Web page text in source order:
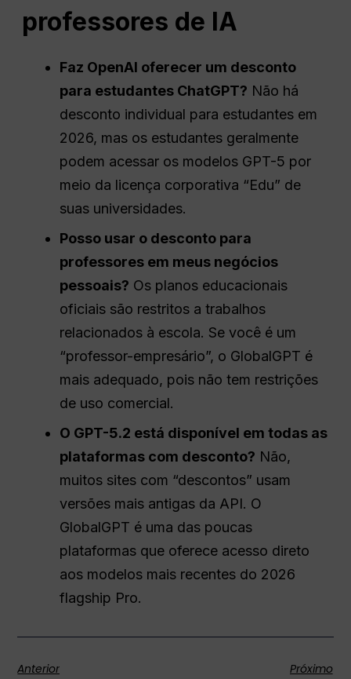
professores de IA
Faz OpenAI oferecer um desconto
para estudantes ChatGPT? Não há
desconto individual para estudantes em
2026, mas os estudantes geralmente
podem acessar os modelos GPT-5 por
meio da licença corporativa “Edu” de
suas universidades.
Posso usar o desconto para
professores em meus negócios
pessoais? Os planos educacionais
oficiais são restritos a trabalhos
relacionados à escola. Se você é um
“professor-empresário”, o GlobalGPT é
mais adequado, pois não tem restrições
de uso comercial.
O GPT-5.2 está disponível em todas as
plataformas com desconto? Não,
muitos sites com “descontos” usam
versões mais antigas da API. O
GlobalGPT é uma das poucas
plataformas que oferece acesso direto
aos modelos mais recentes do 2026
flagship Pro.
Anterior Próximo